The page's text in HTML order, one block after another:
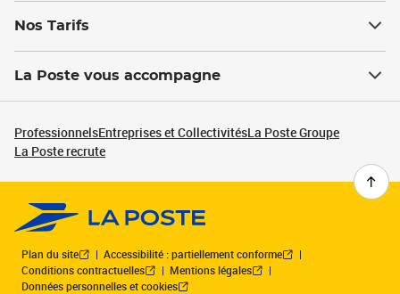
Nos Tarifs
La Poste vous accompagne
ProfessionnelsEntreprises et CollectivitésLa Poste Groupe
La Poste recrute
Plan du site
Accessibilité : partiellement conforme
Conditions contractuelles
Mentions légales
Données personnelles et cookies